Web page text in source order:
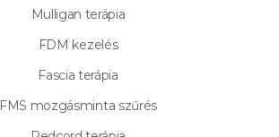
Mulligan terápia
FDM kezelés
Fascia terápia
FMS mozgásminta szűrés